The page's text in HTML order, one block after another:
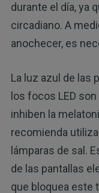
durante el día, ya
circadiano. A
anochecer, es
La luz azul de las
los focos LED
inhiben la
recomienda
lámparas de sal.
de las pantallas
que bloquea este